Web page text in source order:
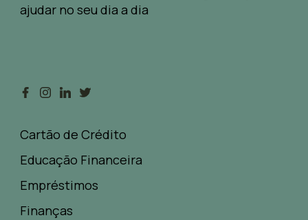
ajudar no seu dia a dia
Cartão de Crédito
Educação Financeira
Empréstimos
Finanças